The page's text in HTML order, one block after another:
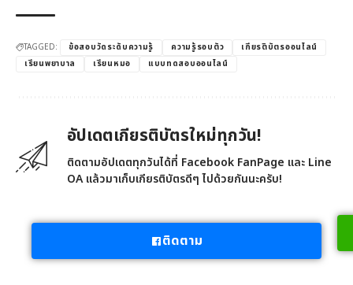
TAGGED: ข้อสอบวัดระดับความรู้ ความรู้รอบตัว
เกียรติบัตรออนไลน์
เรียนพยาบาล
เรียนหมอ แบบทดสอบออนไลน์
อัปเดตเกียรติบัตรใหม่ทุกวัน!
ติดตามอัปเดตทุกวันได้ที่ Facebook FanPage และ Line
OA แล้วมาเก็บเกียรติบัตรดีๆ ไปด้วยกันนะครับ!
ติดตาม